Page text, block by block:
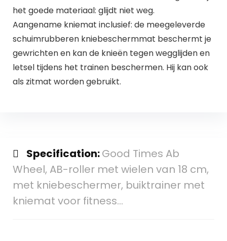
het goede materiaal: glijdt niet weg.
Aangename kniemat inclusief: de meegeleverde
schuimrubberen kniebeschermmat beschermt je
gewrichten en kan de knieën tegen wegglijden en
letsel tijdens het trainen beschermen. Hij kan ook
als zitmat worden gebruikt.
Specification:Good Times Ab
Wheel, AB-roller met wielen van 18 cm,
met kniebeschermer, buiktrainer met
kniemat voor fitness…